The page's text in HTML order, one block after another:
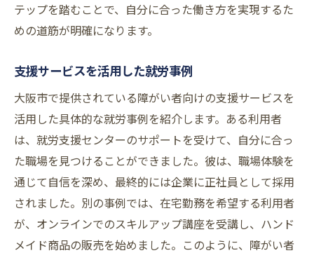
テップを踏むことで、自分に合った働き方を実現するた
めの道筋が明確になります。
支援サービスを活用した就労事例
大阪市で提供されている障がい者向けの支援サービスを
活用した具体的な就労事例を紹介します。ある利用者
は、就労支援センターのサポートを受けて、自分に合っ
た職場を見つけることができました。彼は、職場体験を
通じて自信を深め、最終的には企業に正社員として採用
されました。別の事例では、在宅勤務を希望する利用者
が、オンラインでのスキルアップ講座を受講し、ハンド
メイド商品の販売を始めました。このように、障がい者